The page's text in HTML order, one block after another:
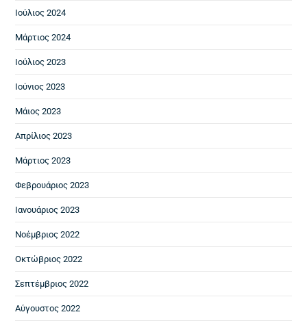
Ιούλιος 2024
Μάρτιος 2024
Ιούλιος 2023
Ιούνιος 2023
Μάιος 2023
Απρίλιος 2023
Μάρτιος 2023
Φεβρουάριος 2023
Ιανουάριος 2023
Νοέμβριος 2022
Οκτώβριος 2022
Σεπτέμβριος 2022
Αύγουστος 2022